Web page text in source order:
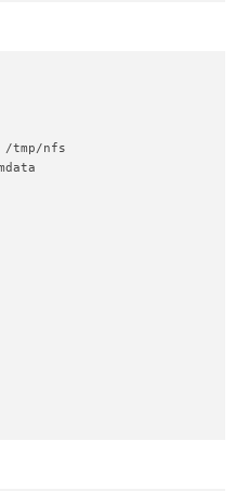
--location=mbr --
--size=500 --
--size=1024
--grow --size=1
--name=swap --
--name=root --
--vgname=centos --
/tmp/nfs